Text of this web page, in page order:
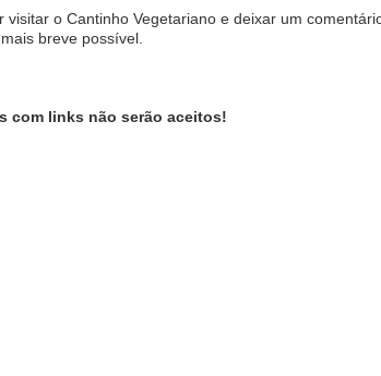
visitar o Cantinho Vegetariano e deixar um
breve possível.
com links não serão aceitos!